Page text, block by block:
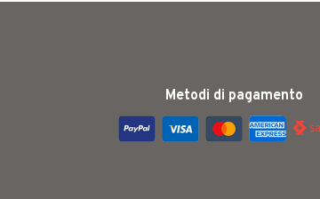
Metodi di pagamento